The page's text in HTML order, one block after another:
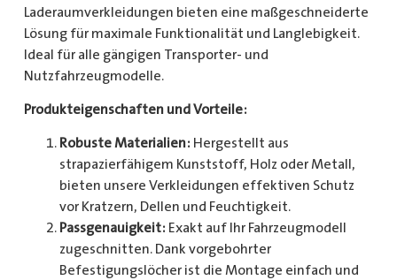
Laderaumverkleidungen bieten eine maßgeschneiderte
Lösung für maximale Funktionalität und Langlebigkeit.
Ideal für alle gängigen Transporter- und
Nutzfahrzeugmodelle.
Produkteigenschaften und Vorteile:
Robuste Materialien: Hergestellt aus
strapazierfähigem Kunststoff, Holz oder Metall,
bieten unsere Verkleidungen effektiven Schutz
vor Kratzern, Dellen und Feuchtigkeit.
Passgenauigkeit: Exakt auf Ihr Fahrzeugmodell
zugeschnitten. Dank vorgebohrter
Befestigungslöcher ist die Montage einfach und